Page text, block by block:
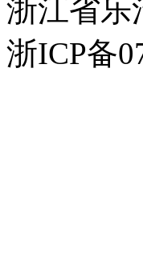
浙江省乐
浙ICP备